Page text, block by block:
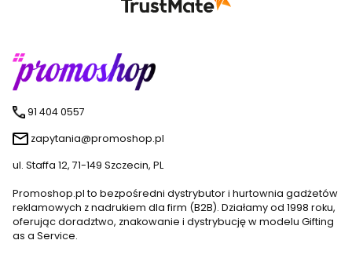
91 404 0557
zapytania@promoshop.pl
ul. Staffa 12, 71-149 Szczecin, PL
Promoshop.pl to bezpośredni dystrybutor i hurtownia gadżetów
reklamowych z nadrukiem dla firm (B2B). Działamy od 1998 roku,
oferując doradztwo, znakowanie i dystrybucję w modelu Gifting
as a Service.